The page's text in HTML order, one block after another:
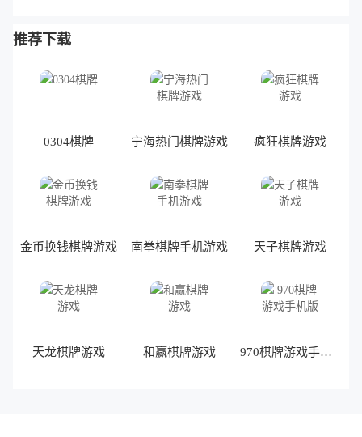
推荐下载
0304棋牌 宁海热门棋牌游戏 疯狂棋牌游戏
金币换钱棋牌游戏 南拳棋牌手机游戏 天子棋牌游戏
天龙棋牌游戏 和赢棋牌游戏 970棋牌游戏手机版